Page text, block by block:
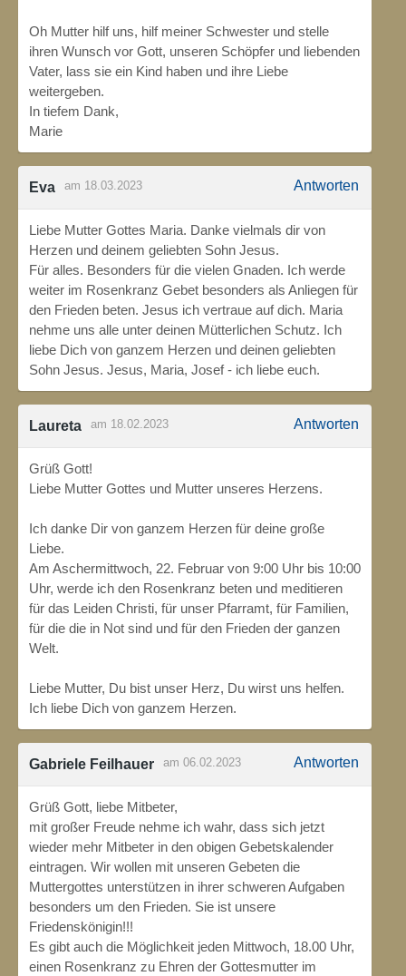
Oh Mutter hilf uns, hilf meiner Schwester und stelle
ihren Wunsch vor Gott, unseren Schöpfer und liebenden
Vater, lass sie ein Kind haben und ihre Liebe
weitergeben.
In tiefem Dank,
Marie
Eva am 18.03.2023 Antworten
Liebe Mutter Gottes Maria. Danke vielmals dir von
Herzen und deinem geliebten Sohn Jesus.
Für alles. Besonders für die vielen Gnaden. Ich werde
weiter im Rosenkranz Gebet besonders als Anliegen für
den Frieden beten. Jesus ich vertraue auf dich. Maria
nehme uns alle unter deinen Mütterlichen Schutz. Ich
liebe Dich von ganzem Herzen und deinen geliebten
Sohn Jesus. Jesus, Maria, Josef - ich liebe euch.
Laureta am 18.02.2023 Antworten
Grüß Gott!
Liebe Mutter Gottes und Mutter unseres Herzens.
Ich danke Dir von ganzem Herzen für deine große
Liebe.
Am Aschermittwoch, 22. Februar von 9:00 Uhr bis 10:00
Uhr, werde ich den Rosenkranz beten und meditieren
für das Leiden Christi, für unser Pfarramt, für Familien,
für die die in Not sind und für den Frieden der ganzen
Welt.
Liebe Mutter, Du bist unser Herz, Du wirst uns helfen.
Ich liebe Dich von ganzem Herzen.
Gabriele Feilhauer am 06.02.2023 Antworten
Grüß Gott, liebe Mitbeter,
mit großer Freude nehme ich wahr, dass sich jetzt
wieder mehr Mitbeter in den obigen Gebetskalender
eintragen. Wir wollen mit unseren Gebeten die
Muttergottes unterstützen in ihrer schweren Aufgaben
besonders um den Frieden. Sie ist unsere
Friedenskönigin!!!
Es gibt auch die Möglichkeit jeden Mittwoch, 18.00 Uhr,
einen Rosenkranz zu Ehren der Gottesmutter im